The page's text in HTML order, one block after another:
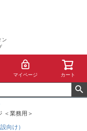
ン
マイページ カート
＜業務用＞
向け）